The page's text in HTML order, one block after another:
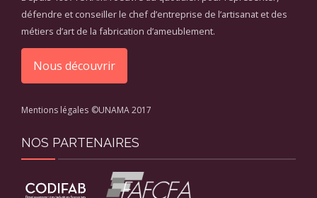
défendre et conseiller le chef d’entreprise de l’artisanat et des
métiers d’art de la fabrication d’ameublement.
Nous découvrir
Mentions légales ©UNAMA 2017
NOS PARTENAIRES